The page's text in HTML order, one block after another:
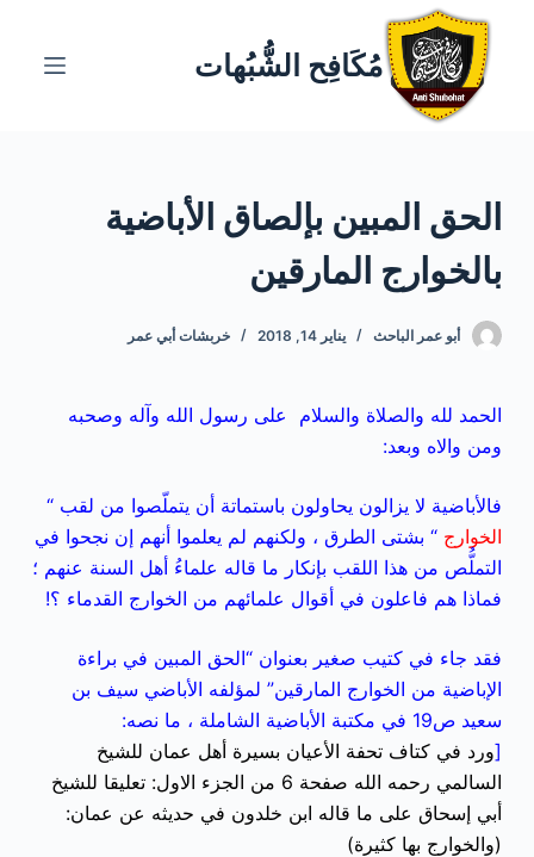
مُكَافِح الشُّبُهات
الحق المبين بإلصاق الأباضية
بالخوارج المارقين
أبو عمر الباحث يناير 14, 2018 خربشات أبي عمر
الحمد لله والصلاة والسلام على رسول الله وآله وصحبه
ومن والاه وبعد:
فالأباضية لا يزالون يحاولون باستماتة أن يتملّصوا من لقب “
الخوارج “ بشتى الطرق ، ولكنهم لم يعلموا أنهم إن نجحوا في
التملُّص من هذا اللقب بإنكار ما قاله علماءُ أهل السنة عنهم ؛
فماذا هم فاعلون في أقوال علمائهم من الخوارج القدماء ؟!
فقد جاء في كتيب صغير بعنوان “الحق المبين في براءة
الإباضية من الخوارج المارقين” لمؤلفه الأباضي سيف بن
سعيد ص19 في مكتبة الأباضية الشاملة ، ما نصه:
[ورد في كتاف تحفة الأعيان بسيرة أهل عمان للشيخ
السالمي رحمه الله صفحة 6 من الجزء الاول: تعليقا للشيخ
أبي إسحاق على ما قاله ابن خلدون في حديثه عن عمان:
(والخوارج بها كثيرة)